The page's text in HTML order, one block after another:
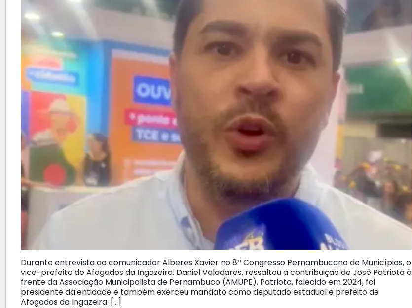
Durante entrevista ao comunicador Alberes Xavier no 8º Congresso Pernambucano de Municípios, o
vice-prefeito de Afogados da Ingazeira, Daniel Valadares, ressaltou a contribuição de José Patriota à
frente da Associação Municipalista de Pernambuco (AMUPE). Patriota, falecido em 2024, foi
presidente da entidade e também exerceu mandato como deputado estadual e prefeito de
Afogados da Ingazeira. […]